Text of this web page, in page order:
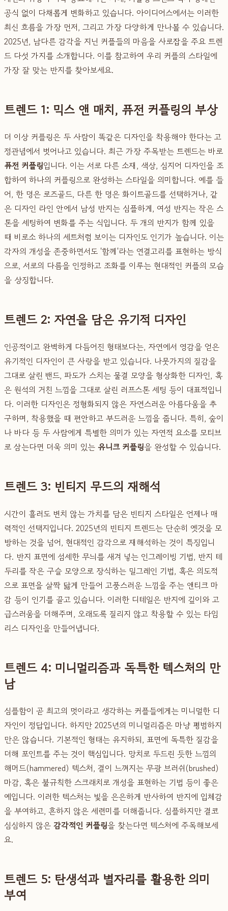
공식 없이 다채롭게 변화하고 있습니다. 아이디어스에서는 이러한
최신 흐름을 가장 먼저, 그리고 가장 다양하게 만나볼 수 있습니다.
2025년, 남다른 감각을 지닌 커플들의 마음을 사로잡을 주요 트렌
드 다섯 가지를 소개합니다. 이를 참고하여 우리 커플의 스타일에
가장 잘 맞는 반지를 찾아보세요.
트렌드 1: 믹스 앤 매치, 퓨전 커플링의 부상
더 이상 커플링은 두 사람이 똑같은 디자인을 착용해야 한다는 고
정관념에서 벗어나고 있습니다. 최근 가장 주목받는 트렌드는 바로
퓨전 커플링입니다. 이는 서로 다른 소재, 색상, 심지어 디자인을 조
합하여 하나의 커플링으로 완성하는 스타일을 의미합니다. 예를 들
어, 한 명은 로즈골드, 다른 한 명은 화이트골드를 선택하거나, 같
은 디자인 라인 안에서 남성 반지는 심플하게, 여성 반지는 작은 스
톤을 세팅하여 변화를 주는 식입니다. 두 개의 반지가 함께 있을
때 비로소 하나의 세트처럼 보이는 디자인도 인기가 높습니다. 이는
각자의 개성을 존중하면서도 '함께'라는 연결고리를 표현하는 방식
으로, 서로의 다름을 인정하고 조화를 이루는 현대적인 커플의 모습
을 상징합니다.
트렌드 2: 자연을 담은 유기적 디자인
인공적이고 완벽하게 다듬어진 형태보다는, 자연에서 영감을 얻은
유기적인 디자인이 큰 사랑을 받고 있습니다. 나뭇가지의 질감을
그대로 살린 밴드, 파도가 스치는 물결 모양을 형상화한 디자인, 혹
은 원석의 거친 느낌을 그대로 살린 러프스톤 세팅 등이 대표적입니
다. 이러한 디자인은 정형화되지 않은 자연스러운 아름다움을 추
구하며, 착용했을 때 편안하고 부드러운 느낌을 줍니다. 특히, 숲이
나 바다 등 두 사람에게 특별한 의미가 있는 자연적 요소를 모티브
로 삼는다면 더욱 의미 있는 유니크 커플링을 완성할 수 있습니다.
트렌드 3: 빈티지 무드의 재해석
시간이 흘러도 변치 않는 가치를 담은 빈티지 스타일은 언제나 매
력적인 선택지입니다. 2025년의 빈티지 트렌드는 단순히 옛것을 모
방하는 것을 넘어, 현대적인 감각으로 재해석하는 것이 특징입니
다. 반지 표면에 섬세한 무늬를 새겨 넣는 인그레이빙 기법, 반지 테
두리를 작은 구슬 모양으로 장식하는 밀그레인 기법, 혹은 의도적
으로 표면을 살짝 닳게 만들어 고풍스러운 느낌을 주는 앤티크 마
감 등이 인기를 끌고 있습니다. 이러한 디테일은 반지에 깊이와 고
급스러움을 더해주며, 오래도록 질리지 않고 착용할 수 있는 타임
리스 디자인을 만들어냅니다.
트렌드 4: 미니멀리즘과 독특한 텍스처의 만
남
심플함이 곧 최고의 멋이라고 생각하는 커플들에게는 미니멀한 디
자인이 정답입니다. 하지만 2025년의 미니멀리즘은 마냥 평범하지
만은 않습니다. 기본적인 형태는 유지하되, 표면에 독특한 질감을
더해 포인트를 주는 것이 핵심입니다. 망치로 두드린 듯한 느낌의
해머드(hammered) 텍스처, 결이 느껴지는 무광 브러쉬(brushed)
마감, 혹은 불규칙한 스크래치로 개성을 표현하는 기법 등이 좋은
예입니다. 이러한 텍스처는 빛을 은은하게 반사하여 반지에 입체감
을 부여하고, 흔하지 않은 세련미를 더해줍니다. 심플하지만 결코
심심하지 않은 감각적인 커플링을 찾는다면 텍스처에 주목해보세
요.
트렌드 5: 탄생석과 별자리를 활용한 의미
부여